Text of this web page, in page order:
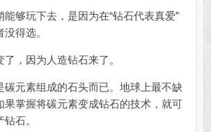
玩下去，是因为在“钻石代表真爱”
得选。
，因为人造钻石来了。
元素组成的石头而已。地球上最不缺
果掌握将碳元素变成钻石的技术，就可
石。